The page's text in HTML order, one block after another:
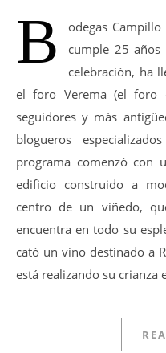
B
odegas
cumple 25
celebración, ha
el foro Verema (el
seguidores y más
blogueros
programa comenzó con
edificio construido a
centro de un viñedo,
encuentra en todo su
cató un vino destinado a
está realizando su crianza